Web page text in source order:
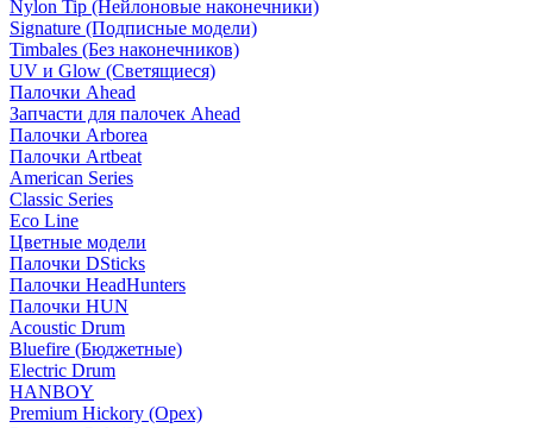
Nylon Tip (Нейлоновые наконечники)
Signature (Подписные модели)
Timbales (Без наконечников)
UV и Glow (Светящиеся)
Палочки Ahead
Запчасти для палочек Ahead
Палочки Arborea
Палочки Artbeat
American Series
Classic Series
Eco Line
Цветные модели
Палочки DSticks
Палочки HeadHunters
Палочки HUN
Acoustic Drum
Bluefire (Бюджетные)
Electric Drum
HANBOY
Premium Hickory (Орех)